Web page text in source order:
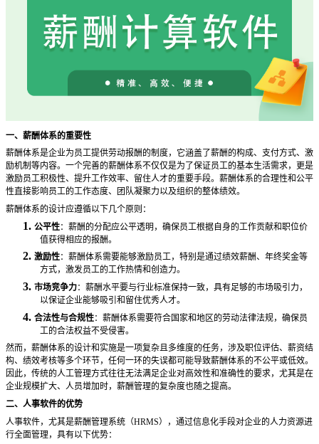
一、薪酬体系的重要性
薪酬体系是企业为员工提供劳动报酬的制度，它涵盖了薪酬的构成、支付方式、激
励机制等内容。一个完善的薪酬体系不仅仅是为了保证员工的基本生活需求，更是
激励员工积极性、提升工作效率、留住人才的重要手段。薪酬体系的合理性和公平
性直接影响员工的工作态度、团队凝聚力以及组织的整体绩效。
薪酬体系的设计应遵循以下几个原则：
1. 公平性：薪酬的分配应公平透明，确保员工根据自身的工作贡献和职位价
值获得相应的报酬。
2. 激励性：薪酬体系需要能够激励员工，特别是通过绩效薪酬、年终奖金等
方式，激发员工的工作热情和创造力。
3. 市场竞争力：薪酬水平要与行业标准保持一致，具有足够的市场吸引力，
以保证企业能够吸引和留住优秀人才。
4. 合法性与合规性：薪酬体系需要符合国家和地区的劳动法律法规，确保员
工的合法权益不受侵害。
然而，薪酬体系的设计和实施是一项复杂且多维度的任务，涉及职位评估、薪资结
构、绩效考核等多个环节，任何一环的失误都可能导致薪酬体系的不公平或低效。
因此，传统的人工管理方式往往无法满足企业对高效性和准确性的要求，尤其是在
企业规模扩大、人员增加时，薪酬管理的复杂度也随之提高。
二、人事软件的优势
人事软件，尤其是薪酬管理系统（HRMS），通过信息化手段对企业的人力资源进
行全面管理，具有以下优势：